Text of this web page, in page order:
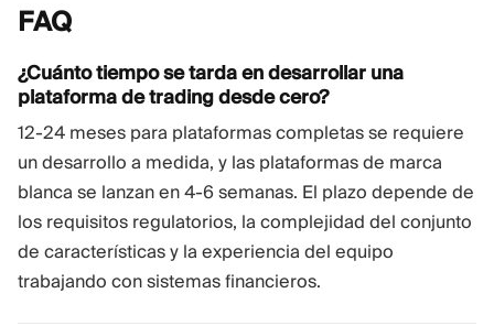
FAQ
¿Cuánto tiempo se tarda en desarrollar una
plataforma de trading desde cero?
12-24 meses para plataformas completas se requiere
un desarrollo a medida, y las plataformas de marca
blanca se lanzan en 4-6 semanas. El plazo depende de
los requisitos regulatorios, la complejidad del conjunto
de características y la experiencia del equipo
trabajando con sistemas financieros.